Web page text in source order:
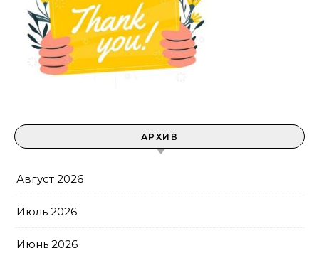
АРХИВ
Август 2026
Июль 2026
Июнь 2026